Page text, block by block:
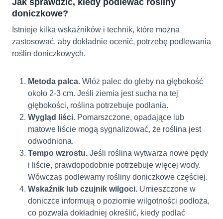
doniczkowe?
Istnieje kilka wskaźników i technik, które można
zastosować, aby dokładnie ocenić, potrzebę podlewania
roślin doniczkowych.
Metoda palca. Włóż palec do gleby na głębokość
około 2-3 cm. Jeśli ziemia jest sucha na tej
głębokości, roślina potrzebuje podlania.
Wygląd liści. Pomarszczone, opadające lub
matowe liście mogą sygnalizować, że roślina jest
odwodniona.
Tempo wzrostu. Jeśli roślina wytwarza nowe pędy
i liście, prawdopodobnie potrzebuje więcej wody.
Wówczas podlewamy rośliny doniczkowe częściej.
Wskaźnik lub czujnik wilgoci. Umieszczone w
doniczce informują o poziomie wilgotności podłoża,
co pozwala dokładniej określić, kiedy podlać